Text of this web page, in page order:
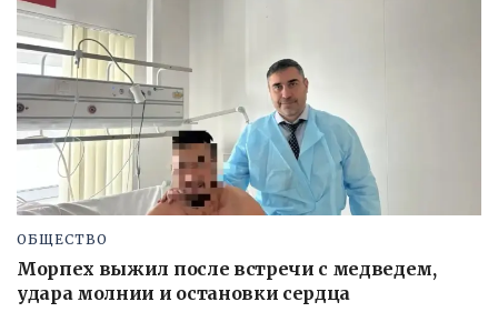
ОБЩЕСТВО
Морпех выжил после встречи с медведем,
удара молнии и остановки сердца